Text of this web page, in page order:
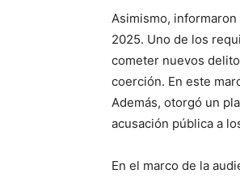
Asimismo,
2025. Uno de los
cometer nuevos
coerción. En este
Además, otorgó un
acusación pública a
En el marco de la